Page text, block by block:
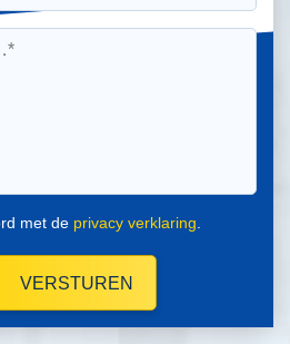
met de privacy verklaring
VERSTUREN